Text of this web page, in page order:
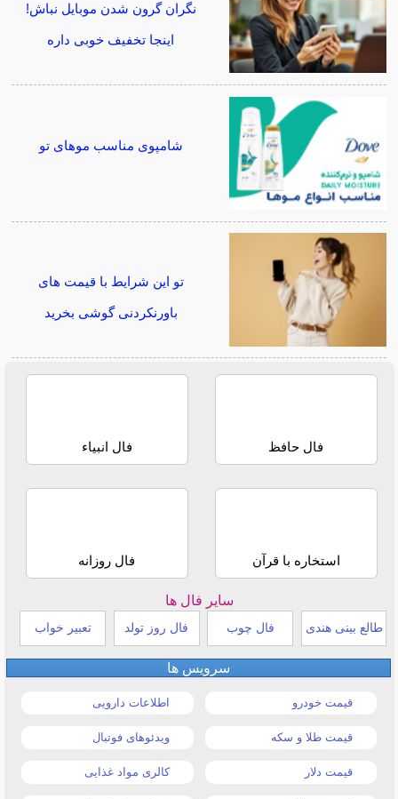
نگران گرون شدن موبایل نباش!
اینجا تخفیف خوبی داره
شامپوی مناسب موهای تو
تو این شرایط با قیمت های
باورنکردنی گوشی بخرید
فال حافظ فال انبیاء
استخاره با قرآن فال روزانه
سایر فال ها
طالع بینی هندی فال چوب فال روز تولد تعبیر خواب
سرویس ها
قیمت خودرو اطلاعات دارویی
قیمت طلا و سکه ویدئوهای فوتبال
قیمت دلار کالری مواد غذایی